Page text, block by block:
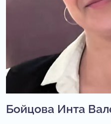
Бойцова Инта